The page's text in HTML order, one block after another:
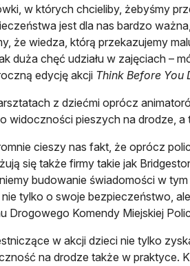
w których chcieliby, żebyśmy
jest dla nas bardzo
że wiedza, którą przekazujemy
duża chęć udziału w zajęciach –
edycję akcji Think Before You
z dziećmi oprócz
widoczności pieszych na drodze,
cieszy nas fakt, że oprócz
się także firmy takie jak
budowanie świadomości w
tylko o swoje bezpieczeństwo,
Drogowego Komendy Miejskiej
w akcji dzieci nie tylko
na drodze także w praktyce.